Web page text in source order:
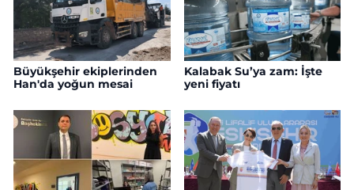
Büyükşehir ekiplerinden
Han'da yoğun mesai
Kalabak Su’ya zam: İşte
yeni fiyatı